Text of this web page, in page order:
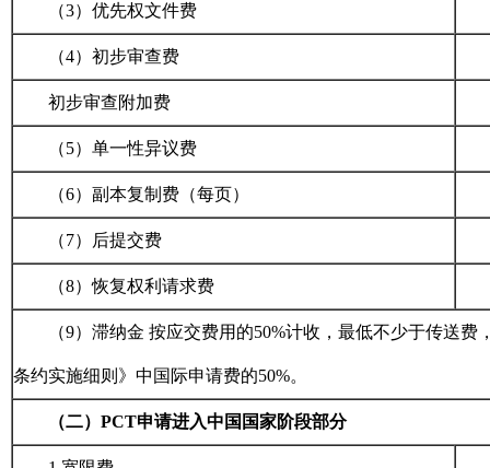
（3）优先权文件费
（4）初步审查费
初步审查附加费
（5）单一性异议费
（6）副本复制费（每页）
（7）后提交费
（8）恢复权利请求费
（9）滞纳金 按应交费用的50%计收，最低不少于传送费
条约实施细则》中国际申请费的50%。
（二）PCT申请进入中国国家阶段部分